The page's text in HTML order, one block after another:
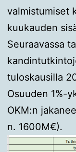
valmistumiset
kuukauden
Seuraavassa
tuloskausilla
Osuuden 1%-
OKM:n
n. 1600M€).